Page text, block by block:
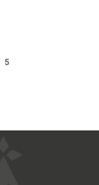
5